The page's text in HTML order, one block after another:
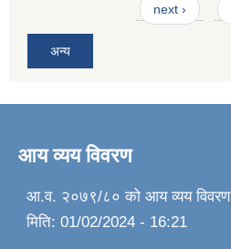
next ›
अन्य
आय व्यय विवरण
आ.व. २०७९/८० को आय व्यय विवरण
मिति: 01/02/2024 - 16:21